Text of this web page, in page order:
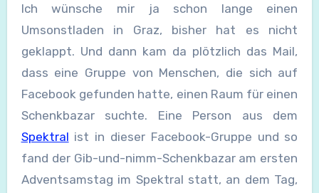
Ich wünsche mir ja schon lange einen
Umsonstladen in Graz, bisher hat es nicht
geklappt. Und dann kam da plötzlich das Mail,
dass eine Gruppe von Menschen, die sich auf
Facebook gefunden hatte, einen Raum für einen
Schenkbazar suchte. Eine Person aus dem
Spektral ist in dieser Facebook-Gruppe und so
fand der Gib-und-nimm-Schenkbazar am ersten
Adventsamstag im Spektral statt, an dem Tag,